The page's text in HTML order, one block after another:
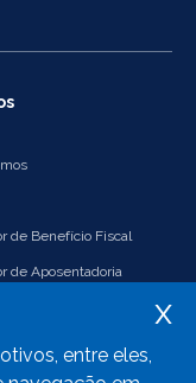
de Benefício Fiscal
de Aposentadoria
x
entre eles,